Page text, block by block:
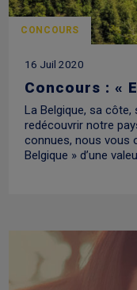
CONCOURS
16 Juil 2020
Concours : «
La Belgique, sa
redécouvrir notre
connues, nous vous
Belgique » d’une